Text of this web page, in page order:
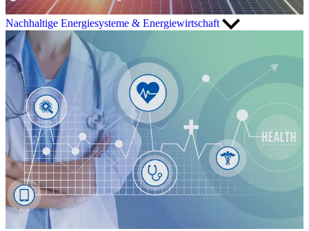
Nachhaltige Energiesysteme & Energiewirtschaft